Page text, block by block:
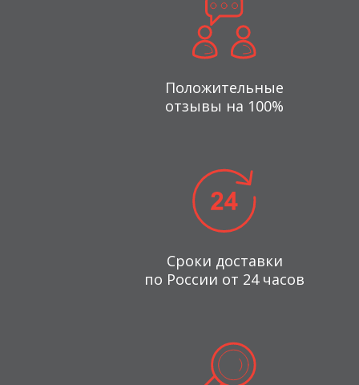
Положительные
отзывы на 100%
Сроки доставки
по России от 24 часов